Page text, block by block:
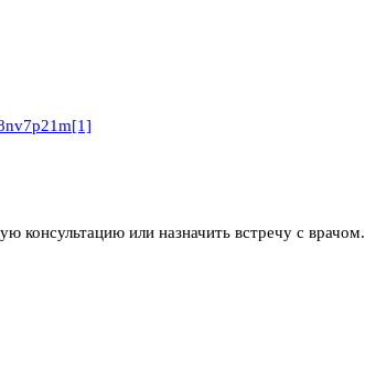
консультацию или назначить встречу с врачом.